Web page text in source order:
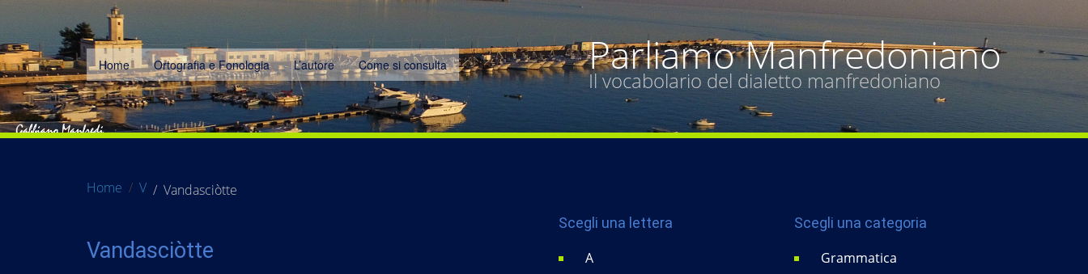
Parliamo Manfredoniano
Il vocabolario del dialetto manfredoniano
Home Ortografia e Fonologia L’autore Come si consulta
Home V Vandasciòtte
Vandasciòtte
Scegli una lettera
A
Scegli una categoria
Grammatica